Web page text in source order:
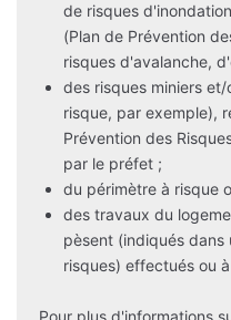
de risques
(Plan de Prévention
risques d'avalanche,
des risques miniers
risque, par exemple),
Prévention des
par le préfet ;
du périmètre à risque
des travaux du
pèsent (indiqués
risques) effectués ou
Pour plus d'informations